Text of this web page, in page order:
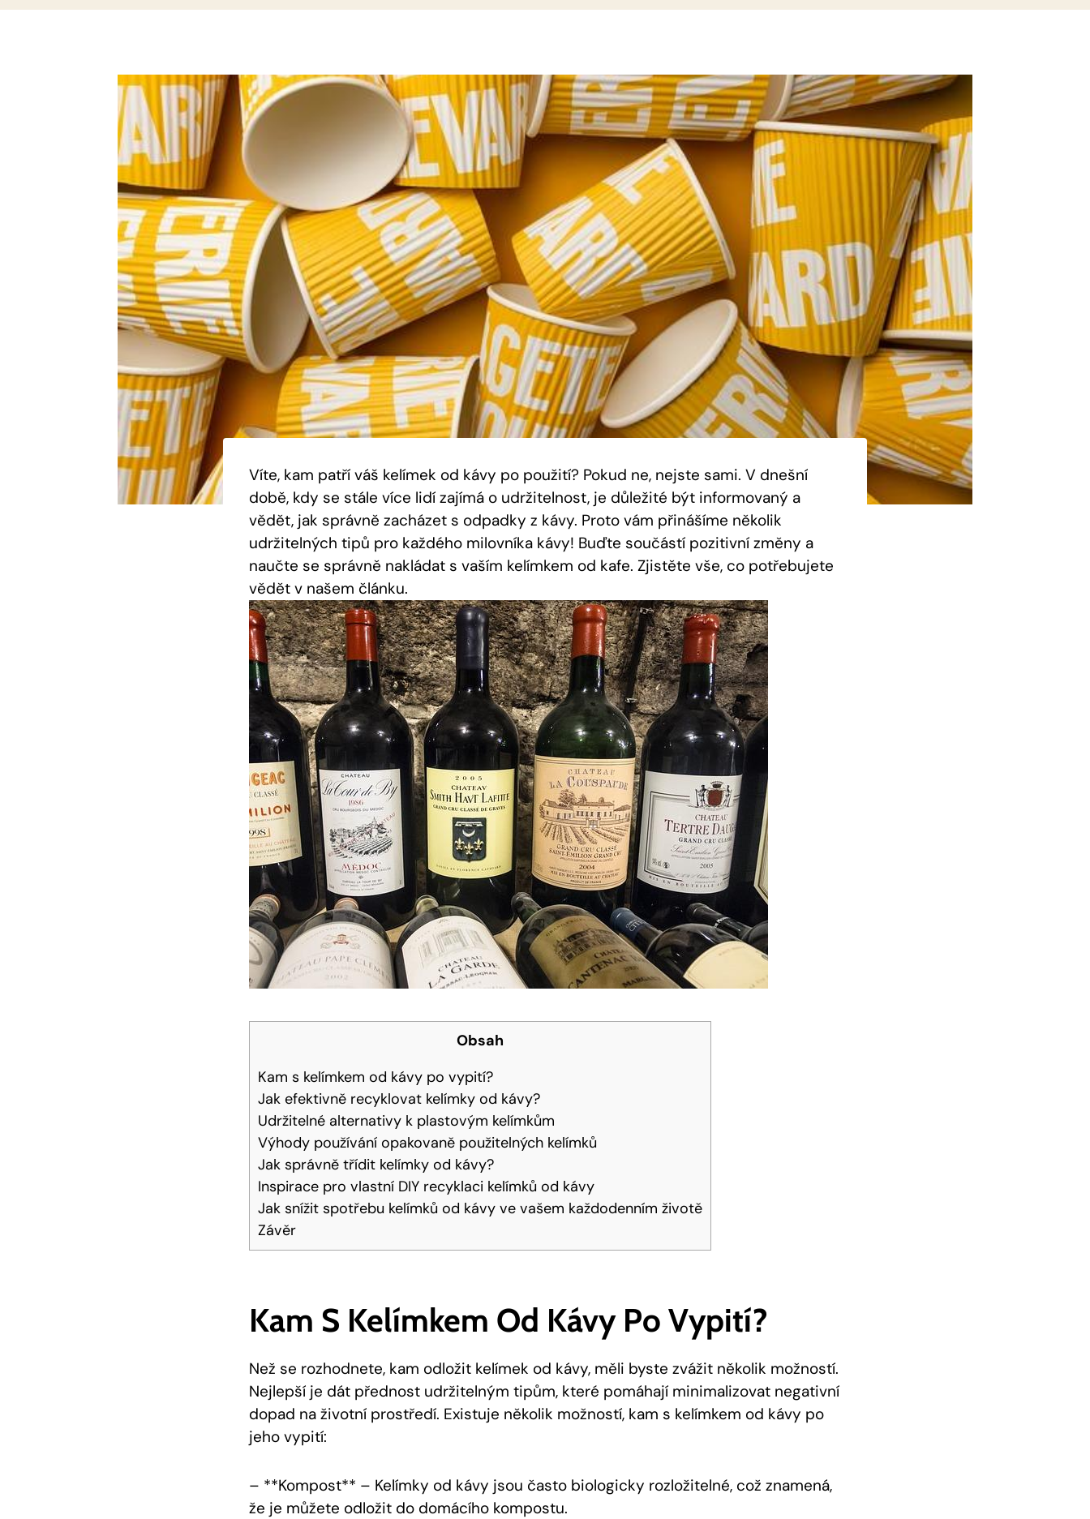
Víte, kam patří váš kelímek od kávy po použití? Pokud ne, nejste sami. V dnešní
době, kdy se stále více lidí zajímá o udržitelnost, je důležité být informovaný a
vědět, jak správně zacházet s odpadky z kávy. Proto vám přinášíme několik
udržitelných tipů pro každého milovníka kávy! Buďte součástí pozitivní změny a
naučte se správně nakládat s vaším kelímkem od kafe. Zjistěte vše, co potřebujete
vědět v našem článku.
Obsah
Kam s kelímkem od kávy po vypití?
Jak efektivně recyklovat kelímky od kávy?
Udržitelné alternativy k plastovým kelímkům
Výhody používání opakovaně použitelných kelímků
Jak správně třídit kelímky od kávy?
Inspirace pro vlastní DIY recyklaci kelímků od kávy
Jak snížit spotřebu kelímků od kávy ve vašem každodenním životě
Závěr
Kam S Kelímkem Od Kávy Po Vypití?
Než se rozhodnete, kam odložit kelímek od kávy, měli byste zvážit několik možností.
Nejlepší je dát přednost udržitelným tipům, které pomáhají minimalizovat negativní
dopad na životní prostředí. Existuje několik možností, kam s kelímkem od kávy po
jeho vypití:
– **Kompost** – Kelímky od kávy jsou často biologicky rozložitelné, což znamená,
že je můžete odložit do domácího kompostu.